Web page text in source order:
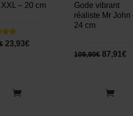
– 20 cm
23,93€
Gode vibrant
réaliste Mr John
24 cm
109,90€ 87,91€